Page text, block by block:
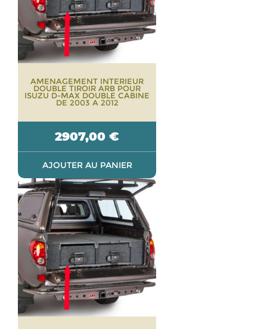
AMENAGEMENT INTERIEUR
DOUBLE TIROIR ARB POUR
ISUZU D-MAX DOUBLE CABINE
DE 2003 A 2012
2907,00 €
AJOUTER AU PANIER